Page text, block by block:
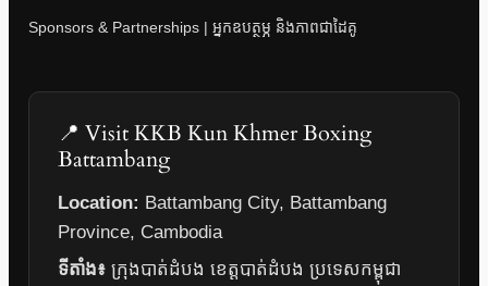
Sponsors & Partnerships | អ្នកឧបត្ថម្ភ និងភាពជាដៃគូ
📍 Visit KKB Kun Khmer Boxing
Battambang
Location: Battambang City, Battambang
Province, Cambodia
ទីតាំង៖ ក្រុងបាត់ដំបង ខេត្តបាត់ដំបង ប្រទេសកម្ពុជា